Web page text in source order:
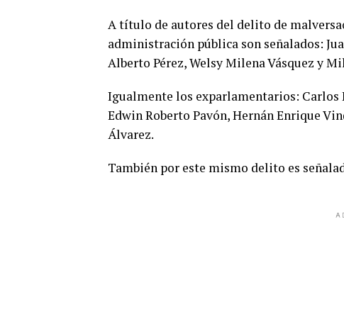
A título de autores del delito de
administración pública son señalados:
Alberto Pérez, Welsy Milena Vásquez y
Igualmente los exparlamentarios:
Edwin Roberto Pavón, Hernán Enrique
Álvarez.
También por este mismo delito es